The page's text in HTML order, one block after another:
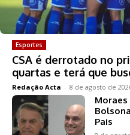
Esportes
CSA é derrotado no
quartas e terá que
Redação Acta - 8 de agosto de
Pais